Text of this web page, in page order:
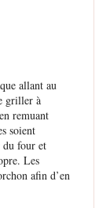
allant au
griller à
remuant
soient
du four et
Les
afin d’en